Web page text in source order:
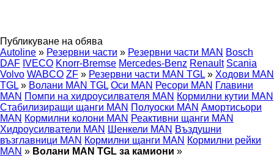
Публикуване на обява
Autoline » Резервни части » Резервни части MAN Bosch
DAF IVECO Knorr-Bremse Mercedes-Benz Renault Scania
Volvo WABCO ZF » Резервни части MAN TGL » Ходови MAN
TGL » Волани MAN TGL Оси MAN Ресори MAN Главини
MAN Помпи на хидроусилвателя MAN Кормилни кутии MAN
Стабилизиращи щанги MAN Полуоски MAN Амортисьори
MAN Кормилни колони MAN Реактивни щанги MAN
Хидроусилватели MAN Шенкели MAN Въздушни
възглавници MAN Кормилни щанги MAN Кормилни рейки
MAN » Волани MAN TGL за камиони »